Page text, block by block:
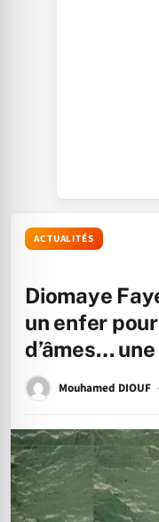
ACTUALITÉS
Diomaye
un enfer
d’âmes…
Mouhamed DIOUF